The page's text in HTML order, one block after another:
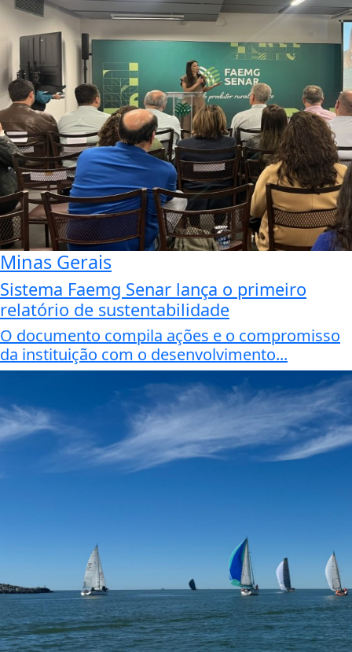
Minas Gerais
Sistema Faemg Senar lança o primeiro
relatório de sustentabilidade
O documento compila ações e o compromisso
da instituição com o desenvolvimento...